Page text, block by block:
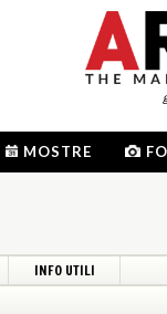
MOSTRE
INFO UTILI